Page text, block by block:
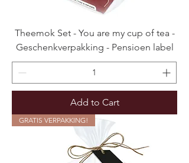
Theemok Set - You are my cup of tea -
Geschenkverpakking - Pensioen label
Add to Cart
GRATIS VERPAKKING!